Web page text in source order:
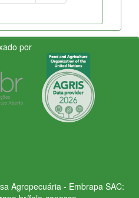
por
Agropecuária - Embrapa SAC: